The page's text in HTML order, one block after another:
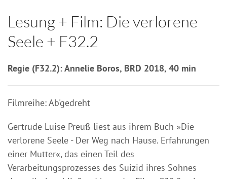
Lesung + Film: Die verlorene
Seele + F32.2
Regie (F32.2): Annelie Boros, BRD 2018, 40 min
Filmreihe: Ab'gedreht
Gertrude Luise Preuß liest aus ihrem Buch »Die
verlorene Seele - Der Weg nach Hause. Erfahrungen
einer Mutter«, das einen Teil des
Verarbeitungsprozesses des Suizid ihres Sohnes